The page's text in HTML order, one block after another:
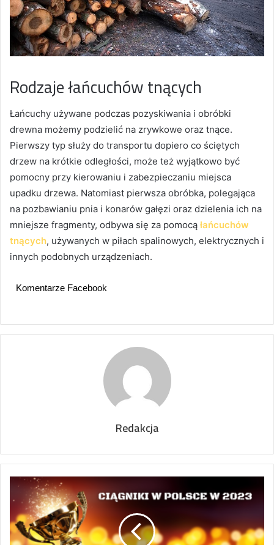
Rodzaje łańcuchów tnących
Łańcuchy używane podczas pozyskiwania i obróbki
drewna możemy podzielić na zrywkowe oraz tnące.
Pierwszy typ służy do transportu dopiero co ściętych
drzew na krótkie odległości, może też wyjątkowo być
pomocny przy kierowaniu i zabezpieczaniu miejsca
upadku drzewa. Natomiast pierwsza obróbka, polegająca
na pozbawianiu pnia i konarów gałęzi oraz dzielenia ich na
mniejsze fragmenty, odbywa się za pomocą łańcuchów
tnących, używanych w piłach spalinowych, elektrycznych i
innych podobnych urządzeniach.
Komentarze Facebook
Redakcja